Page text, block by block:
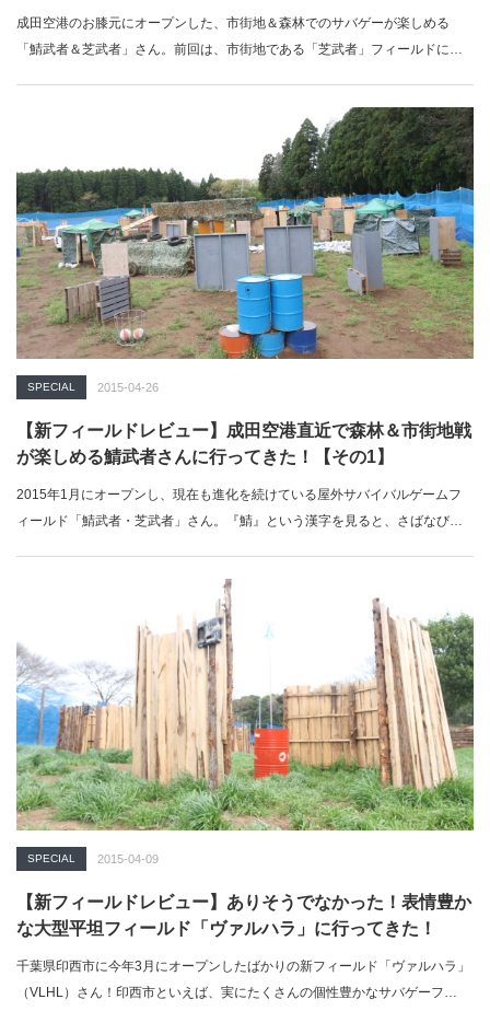
成田空港のお膝元にオープンした、市街地＆森林でのサバゲーが楽しめる
「鯖武者＆芝武者」さん。前回は、市街地である「芝武者」フィールドにフ
SPECIAL 2015-04-26
【新フィールドレビュー】成田空港直近で森林＆市街地戦
が楽しめる鯖武者さんに行ってきた！【その1】
2015年1月にオープンし、現在も進化を続けている屋外サバイバルゲームフ
ィールド「鯖武者・芝武者」さん。『鯖』という漢字を見ると、さばなび…
SPECIAL 2015-04-09
【新フィールドレビュー】ありそうでなかった！表情豊か
な大型平坦フィールド「ヴァルハラ」に行ってきた！
千葉県印西市に今年3月にオープンしたばかりの新フィールド「ヴァルハラ」
（VLHL）さん！印西市といえば、実にたくさんの個性豊かなサバゲーフ…